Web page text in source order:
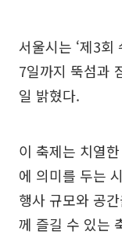
서울시는 ‘제3회
7일까지 뚝섬과
일 밝혔다.
이 축제는 치열
에 의미를 두는
행사 규모와 공
께 즐길 수 있는